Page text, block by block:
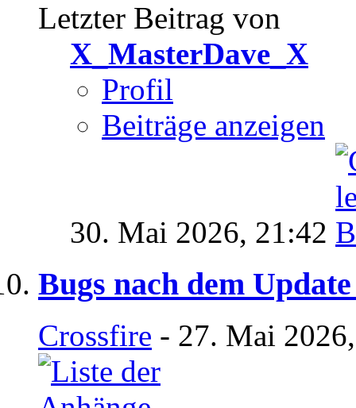
Letzter Beitrag von
X_MasterDave_X
Profil
Beiträge anzeigen
30. Mai 2026, 21:42
Bugs nach dem
Crossfire - 27. Mai